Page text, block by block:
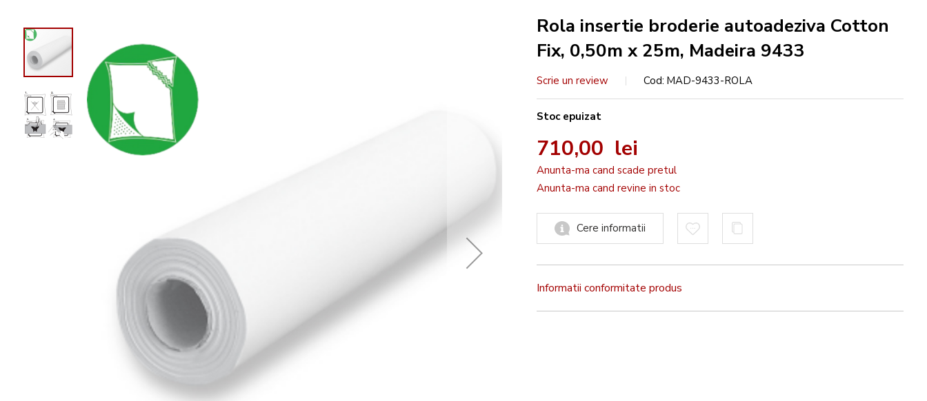
Rola insertie broderie autoadeziva Cotton
Fix, 0,50m x 25m, Madeira 9433
Scrie un review Cod MAD-9433-ROLA
Stoc epuizat
710,00 lei
Anunta-ma cand scade pretul
Anunta-ma cand revine in stoc
Cere informatii
Informatii conformitate produs